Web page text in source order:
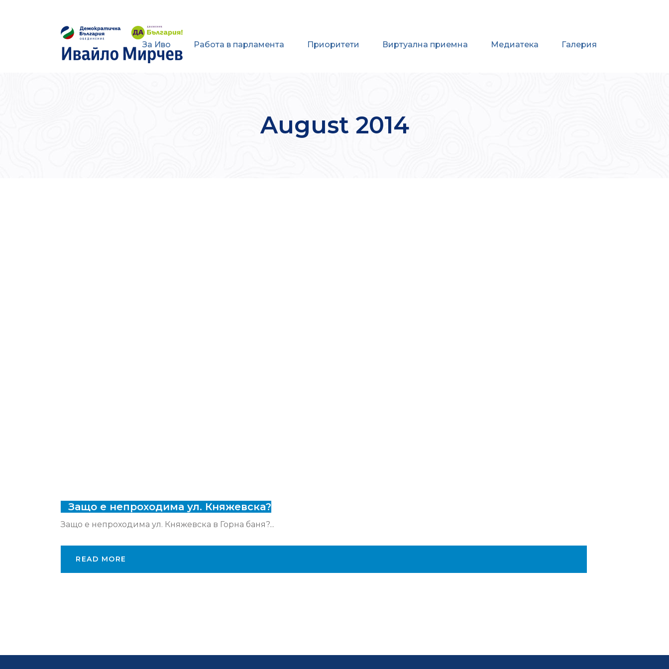
За Иво Работа в парламента Приоритети Виртуална приемна Медиатека Галерия
August 2014
Защо е непроходима ул. Княжевска?
Защо е непроходима ул. Княжевска в Горна баня?...
READ MORE